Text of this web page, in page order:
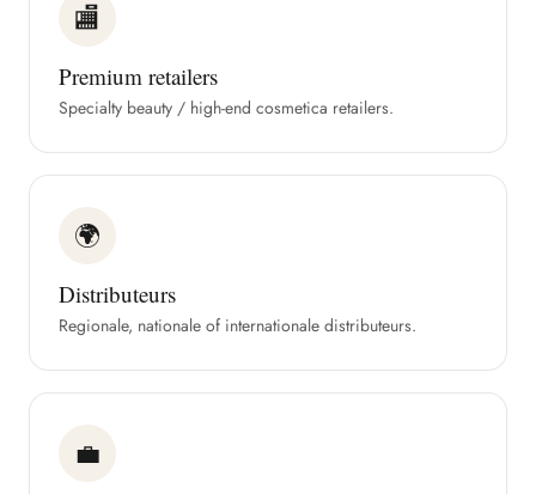
🏬
Premium retailers
Specialty beauty / high-end cosmetica retailers.
🌍
Distributeurs
Regionale, nationale of internationale distributeurs.
💼